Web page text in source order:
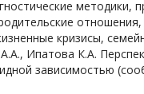
методики,
кризисы,
Ипатова К.А.
зависимостью